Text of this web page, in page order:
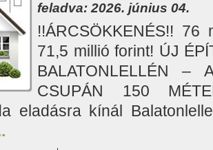
feladva: 2026. június 04.
!!ÁRCSÖKKENÉS!!
71,5 millió forint! ÚJ
BALATONLELLÉN –
CSUPÁN 150
eladásra kínál